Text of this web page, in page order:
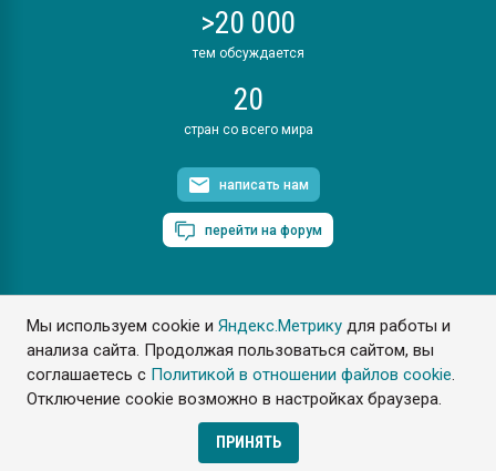
Мы используем cookie иЯндекс.Метрику для работы и
анализа сайта. Продолжая пользоваться сайтом, вы
соглашаетесь с Политикой в отношении файлов cookie.
Отключение cookie возможно в настройках браузера.
ПРИНЯТЬ
>20 000
тем обсуждается
20
стран со всего мира
написать нам
перейти на форум
ПластЭксперт © 2006. Все права защищены
Разрешается копирование материалов сайта с обязательной
ссылкой на www.e-plastic.ru
Разработка сайта